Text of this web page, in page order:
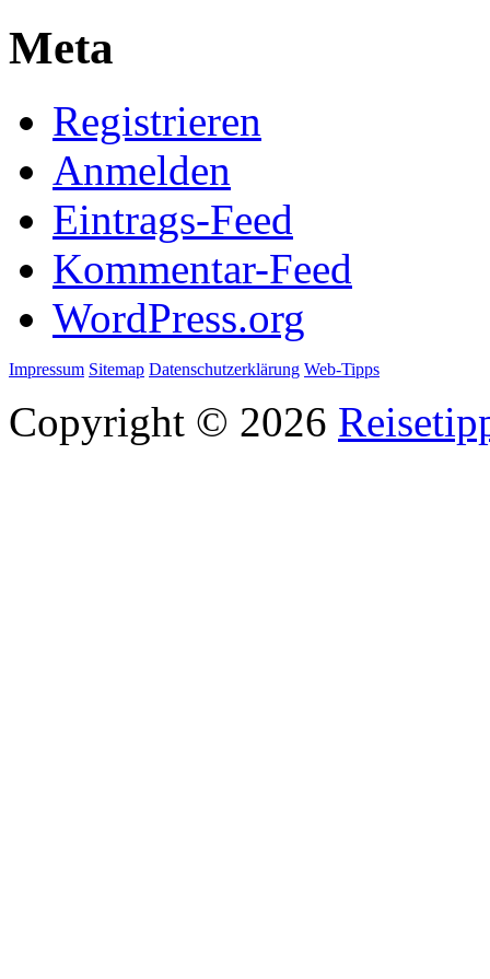
Meta
Registrieren
Anmelden
Eintrags-Feed
Kommentar-Feed
WordPress.org
Impressum Sitemap Datenschutzerklärung Web-Tipps
Copyright © 2026